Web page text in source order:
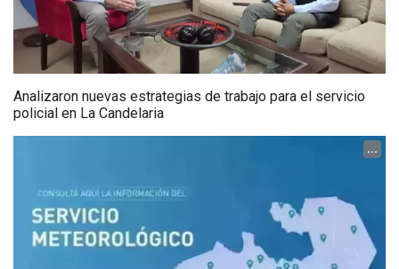
Analizaron nuevas estrategias de trabajo para el servicio
policial en La Candelaria
...